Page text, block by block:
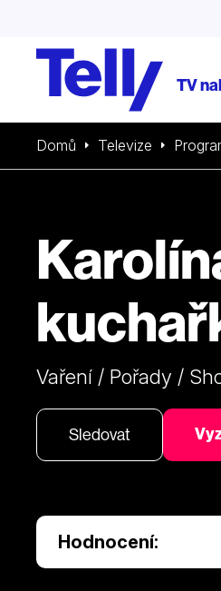
TV
Domů Televize
Vaření / Pořady /
Sledovat
Hodnocení: